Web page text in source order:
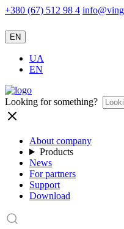
+380 (67) 512 98 4
EN
UA
EN
Looking for something?
About company
Products
News
For partners
Support
Download